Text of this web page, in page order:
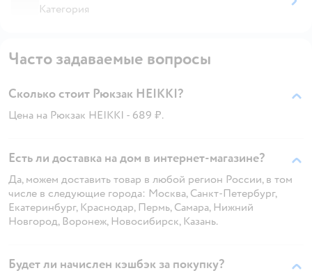
Категория
Часто задаваемые вопросы
Сколько стоит Рюкзак HEIKKI?
Цена на Рюкзак HEIKKI - 689 ₽.
Есть ли доставка на дом в интернет-магазине?
Да, можем доставить товар в любой регион России, в том
числе в следующие города: Москва, Санкт-Петербург,
Екатеринбург, Краснодар, Пермь, Самара, Нижний
Новгород, Воронеж, Новосибирск, Казань.
Будет ли начислен кэшбэк за покупку?